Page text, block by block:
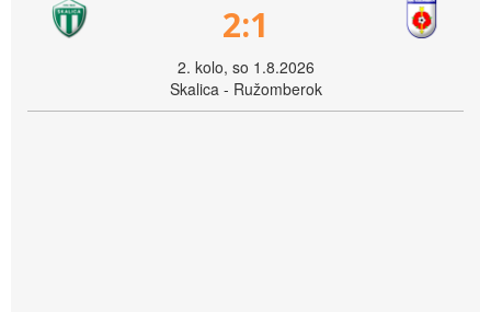
2:1
2. kolo, so 1.8.2026
Skalica - Ružomberok